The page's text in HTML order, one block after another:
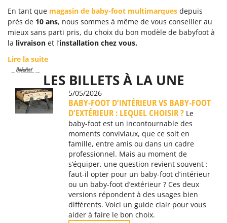
En tant que magasin de baby-foot multimarques depuis
près de 10 ans, nous sommes à même de vous conseiller au
mieux sans parti pris, du choix du bon modèle de babyfoot à
la livraison et l’installation chez vous.
Lire la suite
LES BILLETS À LA UNE
5/05/2026
BABY-FOOT D’INTÉRIEUR VS BABY-FOOT
D’EXTÉRIEUR : LEQUEL CHOISIR ?Le
baby-foot est un incontournable des
moments conviviaux, que ce soit en
famille, entre amis ou dans un cadre
professionnel. Mais au moment de
s’équiper, une question revient souvent :
faut-il opter pour un baby-foot d’intérieur
ou un baby-foot d’extérieur ? Ces deux
versions répondent à des usages bien
différents. Voici un guide clair pour vous
aider à faire le bon choix.